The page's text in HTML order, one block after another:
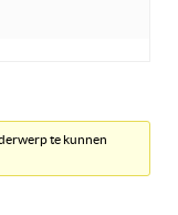
te kunnen